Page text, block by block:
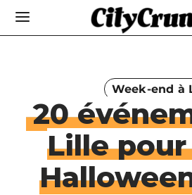
Week-end à
20
Lille